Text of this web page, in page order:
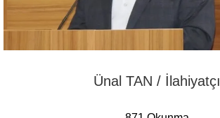
Ünal TAN / İlahiyatçı